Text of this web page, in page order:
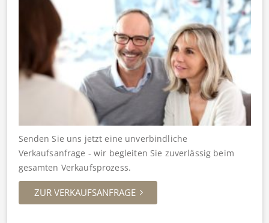
Senden Sie uns jetzt eine unverbindliche
Verkaufsanfrage - wir begleiten Sie zuverlässig beim
gesamten Verkaufsprozess.
ZUR VERKAUFSANFRAGE